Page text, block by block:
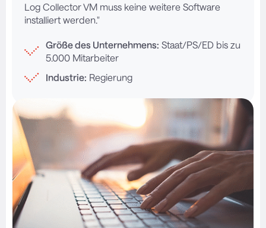
Log Collector VM muss keine weitere Software
installiert werden."
Größe des Unternehmens: Staat/PS/ED bis zu
5.000 Mitarbeiter
Industrie: Regierung